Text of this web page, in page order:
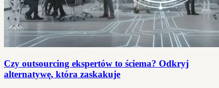
Czy outsourcing ekspertów to ściema? Odkryj
alternatywę, która zaskakuje